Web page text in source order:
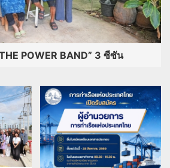
POWER BAND” 3 ซีซัน